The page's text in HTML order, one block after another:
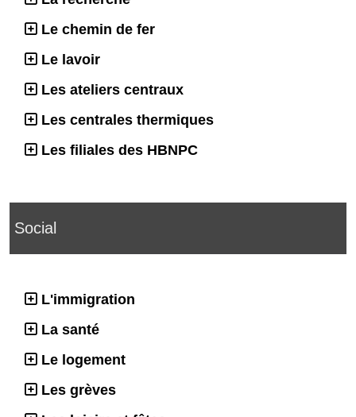
Le chemin de fer
Le lavoir
Les ateliers centraux
Les centrales thermiques
Les filiales des HBNPC
Social
L'immigration
La santé
Le logement
Les grèves